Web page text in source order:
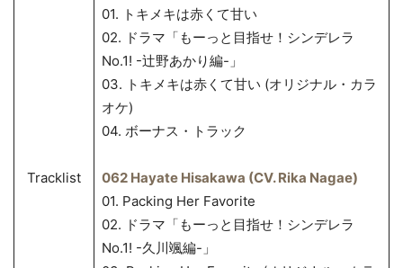
Tracklist
01. トキメキは赤くて甘い
02. ドラマ「もーっと目指せ！シンデレラ
No.1! -辻野あかり編-」
03. トキメキは赤くて甘い (オリジナル・カラ
オケ)
04. ボーナス・トラック
062 Hayate Hisakawa (CV. Rika Nagae)
01. Packing Her Favorite
02. ドラマ「もーっと目指せ！シンデレラ
No.1! -久川颯編-」